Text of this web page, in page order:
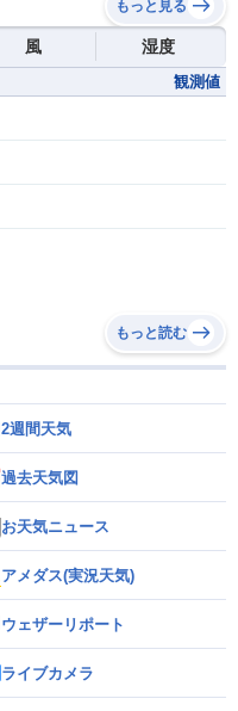
もっと見る
風 湿度
観測値
もっと読む
2週間天気
過去天気図
お天気ニュース
アメダス(実況天気)
ウェザーリポート
ライブカメラ